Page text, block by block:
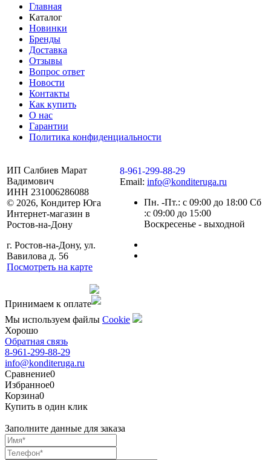
Главная
Каталог
Новинки
Бренды
Доставка
Отзывы
Вопрос ответ
Новости
Контакты
Как купить
О нас
Гарантии
Политика конфиденциальности
ИП Салбиев Марат
Вадимович
ИНН 231006286088
© 2026, Кондитер Юга
Интернет-магазин в
Ростов-на-Дону
г. Ростов-на-Дону, ул.
Вавилова д. 56
Посмотреть на карте
8-961-299-88-29
Email: info@konditeruga.ru
Пн. -Пт.: с 09:00 до 18:00 Сб
:с 09:00 до 15:00
Воскресенье - выходной
Принимаем к оплате
Мы используем файлы Сookie
Хорошо
Обратная связь
8-961-299-88-29
info@konditeruga.ru
Сравнение0
Избранное0
Корзина0
Купить в один клик
Заполните данные для заказа